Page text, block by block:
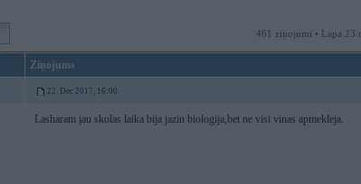
461 ziņojumi • Lapa 23
Ziņojums
22. Dec 2017, 16:00
Lasharam jau skolas laika bija jazin biologija,bet ne visi vinas apmekleja.